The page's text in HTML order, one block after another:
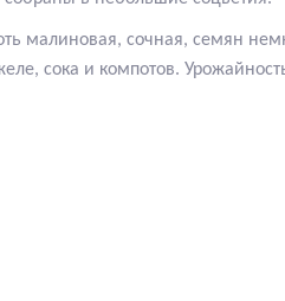
малиновая, сочная, семян
сока и компотов.